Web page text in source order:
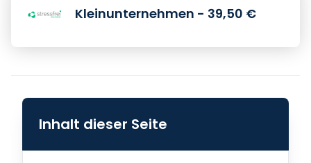
Kleinunternehmen - 39,50 €
Inhalt dieser Seite